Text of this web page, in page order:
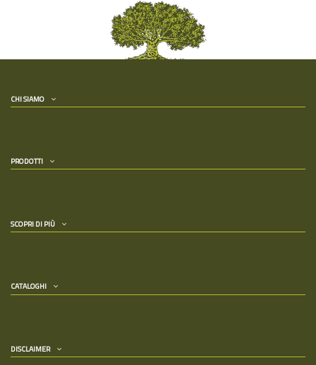
CHI SIAMO
PRODOTTI
SCOPRI DI PIÙ
CATALOGHI
DISCLAIMER